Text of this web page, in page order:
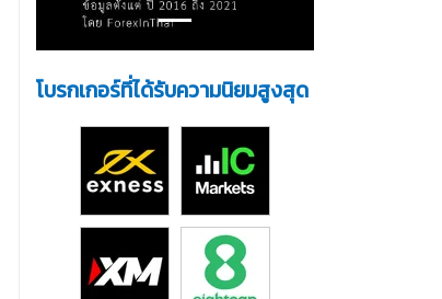
โบรกเกอร์ที่ได้รับความนิยมสูงสุด